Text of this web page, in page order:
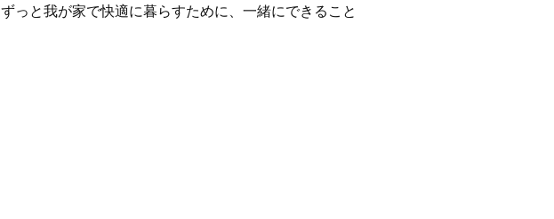
ずっと我が家で快適に暮らすために、一緒にできること